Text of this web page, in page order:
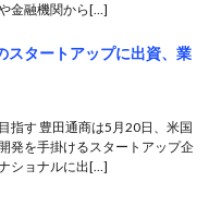
金融機関から[…]
スタートアップに出資、業
指す 豊田通商は5月20日、米国
発を手掛けるスタートアップ企
ショナルに出[…]